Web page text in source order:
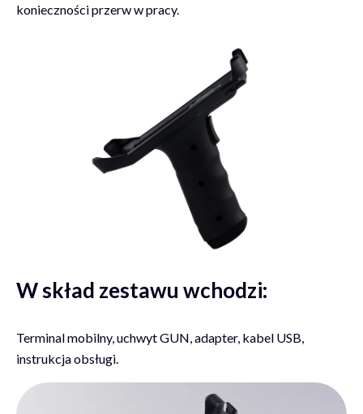
konieczności przerw w pracy.
W skład zestawu wchodzi:
Terminal mobilny, uchwyt GUN, adapter, kabel USB,
instrukcja obsługi.